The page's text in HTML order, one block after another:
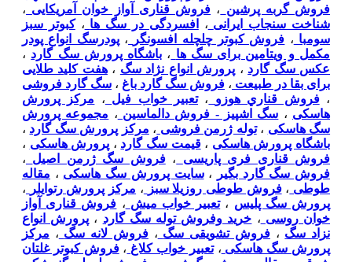
فروش گربه پرشین ، فروش قناری آواز خوان آمریکایی ،
شناخت سنجاب ایرانی ، افسردگی در سگ ها ،کبوتر سبز
سومبا ، فروش کبوتر چلچله افسونگر ،پودرسگ انواع پودر
مکمل و ویتامین برای سگ ها ، باشگاه پرورش سگ گارد ،
عکس سگ گارد ، پرورش انواع نژاد سگ ،هفت کلید طلایی
برای بقا در طبیعت ، فروش سگ گارد باغ ، سگ گارد فروشی
،فروش قناري هوزو ،تعبیر خواب فیل ، مرکز پرورش
هاسکی ، سگ اشپیز - فروش دالماسین ، مجموعه پرورش
سگ هاسکی ،توله ژرمن فروشی ، مرکز پرورش سگ گارد ،
باشگاه پرورش هاسکی ،قیمت سگ گارد ، پرورش هاسکی ،
فروش قناری فری پاریسی
،فروش سگ ژرمن اصیل ،
فروش سگ گارد بگیر
،سایت پرورش سگ هاسکی ، مقاله
طوطی ،فروش طوطی روزیلا سبز ، مرکز پرورش رتوایلر
،
پرورش سگ پلیس ،تعبیر خواب میش ، فروش قناری آواز
خوان روسی ، خرید وفروش توله سگ گارد ، پرورش انواع
نزاد سگ ،فروش تشویقی سگ ،فروش لانه سگ ، مرکز
پرورش سگ هاسکی ،تعبیر خواب کلاغ ،فروش کبوتر غلتان